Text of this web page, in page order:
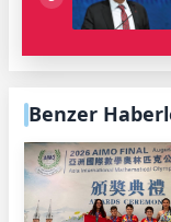
Benzer